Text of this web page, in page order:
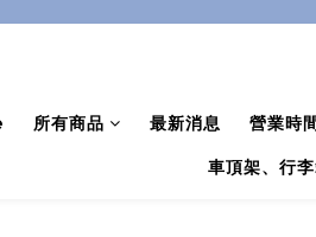
所有商品 最新消息 營業時
車頂架、行